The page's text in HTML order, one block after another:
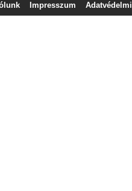
Impresszum